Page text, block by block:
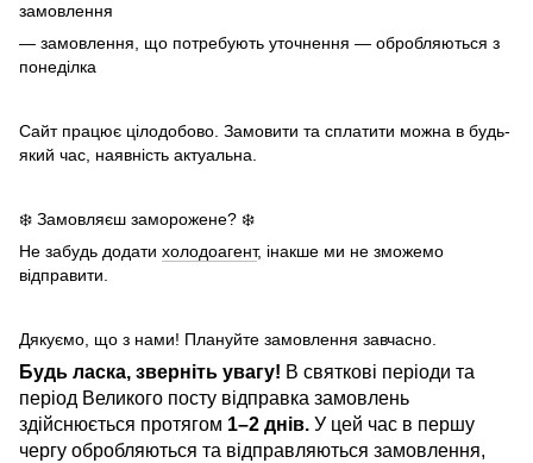
замовлення
— замовлення, що потребують уточнення — обробляються з
понеділка
Сайт працює цілодобово. Замовити та сплатити можна в будь-
який час, наявність актуальна.
❄️ Замовляєш заморожене? ❄️
Не забудь додати холодоагент, інакше ми не зможемо
відправити.
Дякуємо, що з нами! Плануйте замовлення завчасно.
Будь ласка, зверніть увагу! В святкові періоди та
період Великого посту відправка замовлень
здійснюється протягом 1–2 днів. У цей час в першу
чергу обробляються та відправляються замовлення,